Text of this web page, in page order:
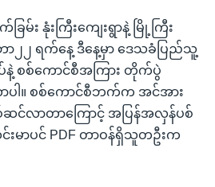
မ်း နုံးကြီးကျေးရွာနဲ့ မြို့ကြီး
ာ၂၂ ရက်နေ့ ဒီနေ့မှာ ဒေသခံပြည်သူ့
နဲ့ စစ်ကောင်စီအကြား တိုက်ပွဲ
တာပါ။ စစ်ကောင်စီဘက်က အင်အား
ဆင်လာတာကြောင့် အပြန်အလှန်ပစ်
းမာပင် PDF တာဝန်ရှိသူတဦးက